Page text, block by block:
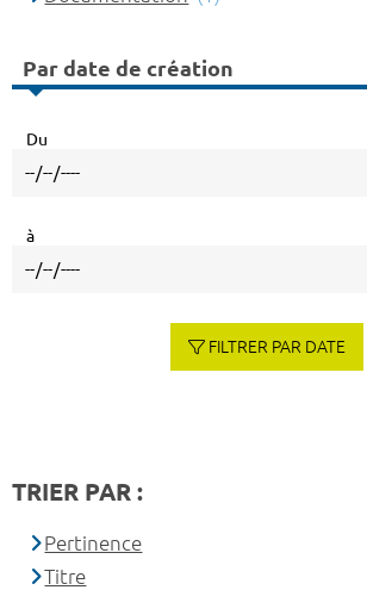
Par date de création
Du
à
FILTRER PAR DATE
TRIER PAR :
Pertinence
Titre